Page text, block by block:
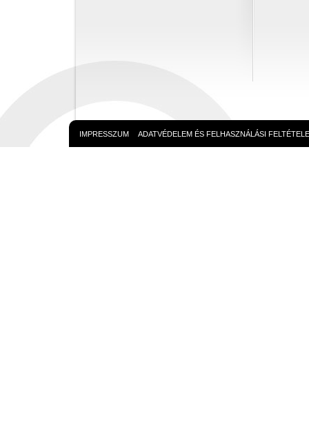
IMPRESSZUM ADATVÉDELEM ÉS FELHASZNÁLÁSI